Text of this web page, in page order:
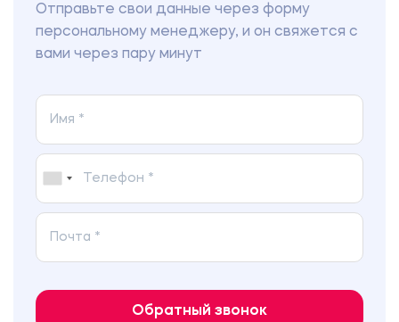
Технология изготовления
лекарственных форм
1200.00 ₽
Математика
Способы вычисления достоверности
результатами
Отправьте свои данные через форму
персональному менеджеру, и он свяжется с
вами через пару минут
Обратный звонок